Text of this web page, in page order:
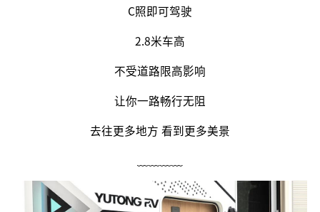
C照即可驾驶
2.8米车高
不受道路限高影响
让你一路畅行无阻
去往更多地方 看到更多美景